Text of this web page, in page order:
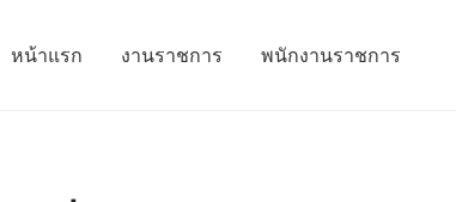
หน้าแรก งานราชการ พนักงานราชการ